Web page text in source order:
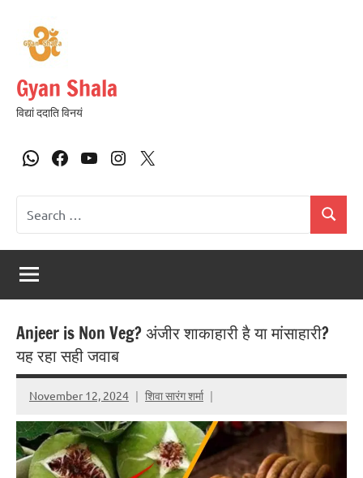
Gyan Shala
विद्यां ददाति विनयं
Anjeer is Non Veg? अंजीर शाकाहारी है या मांसाहारी?
यह रहा सही जवाब
November 12, 2024 शिवा सारंग शर्मा